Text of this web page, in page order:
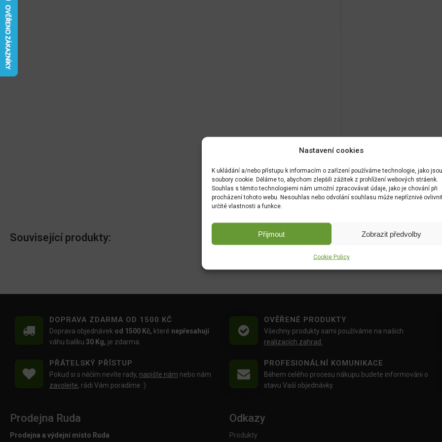
Nastavení cookies
K ukládání a/nebo přístupu k informacím o zařízení používáme technologie, jako jsou
soubory cookie. Děláme to, abychom zlepšili zážitek z prohlížení webových stráenk.
Souhlas s těmito technologiemi nám umožní zpracovávat údaje, jako je chování při
procházení tohoto webu. Nesouhlas nebo odvolání souhlasu může nepříznivě
určité vlastnosti a funkce.
Přijmout Zobrazit předvolby
Cookie Policy
Související produkty:
DOPRAVA ZDARMA OD 1500 KČ
Doprava objednávek od 1500 Kč, které nepřesahují
váhu balíku30 Kg, je zdarma.
OVĚŘENÉ PRODUKTY
Všechny produkty sami používáme na našich
realizacích zahrad.
PŘÁTELSKÝ PŘÍSTUP
Pokud si s něčím nevíte rady, napište nám nebo nám
zavolejte, rádi Vám poradíme :)
PROFESIONÁLNÍ KOMUNIKACE
Během celého procesu nákupu budete informováni o
stavu Vaší objednávky.
Prodejna Ruda
Prodejna a výdejní místo Ruda
Odkazy
Produkty